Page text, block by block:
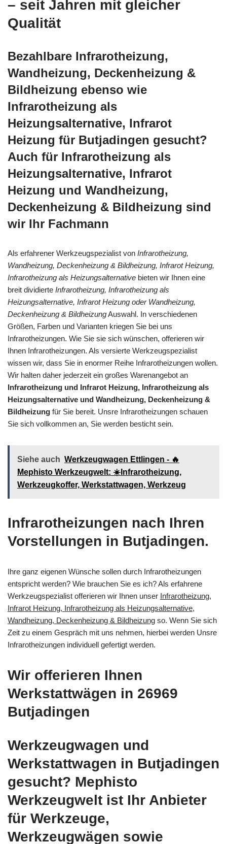
– seit Jahren mit gleicher
Qualität
Bezahlbare Infrarotheizung,
Wandheizung, Deckenheizung &
Bildheizung ebenso wie
Infrarotheizung als
Heizungsalternative, Infrarot
Heizung für Butjadingen gesucht?
Auch für Infrarotheizung als
Heizungsalternative, Infrarot
Heizung und Wandheizung,
Deckenheizung & Bildheizung sind
wir Ihr Fachmann
Als erfahrener Werkzeugspezialist von Infrarotheizung,
Wandheizung, Deckenheizung & Bildheizung, Infrarot Heizung,
Infrarotheizung als Heizungsalternative bieten wir Ihnen eine
breit dividierte Infrarotheizung, Infrarotheizung als
Heizungsalternative, Infrarot Heizung oder Wandheizung,
Deckenheizung & BildheizungAuswahl. In verschiedenen
Größen, Farben und Varianten kriegen Sie bei uns
Infrarotheizungen. Wie Sie sie sich wünschen, offerieren wir
Ihnen Infrarotheizungen. Als versierte Werkzeugspezialist
wissen wir, dass Sie in enormer Reihe Infrarotheizungen wollen.
Wir halten daher jederzeit ein großes Warenangebot an
Infrarotheizung und Infrarot Heizung, Infrarotheizung als
Heizungsalternative und Wandheizung, Deckenheizung &
Bildheizung für Sie bereit. Unsre Infrarotheizungen schauen
Sie sich vollkommen an, Sie werden besticht sein.
Siehe auch Werkzeugwagen Ettlingen - 🔥
Mephisto Werkzeugwelt: ☀️Infrarotheizung,
Werkzeugkoffer, Werkstattwagen, Werkzeug
Infrarotheizungen nach Ihren
Vorstellungen in Butjadingen.
Ihre ganz eigenen Wünsche sollen durch Infrarotheizungen
entspricht werden? Wie brauchen Sie es ich? Als erfahrene
Werkzeugspezialist offerieren wir Ihnen unser Infrarotheizung,
Infrarot Heizung, Infrarotheizung als Heizungsalternative,
Wandheizung, Deckenheizung & Bildheizung so. Wenn Sie sich
Zeit zu einem Gespräch mit uns nehmen, hierbei werden Unsre
Infrarotheizungen individuell gefertigt werden.
Wir offerieren Ihnen
Werkstattwägen in 26969
Butjadingen
Werkzeugwagen und
Werkstattwagen in Butjadingen
gesucht? Mephisto
Werkzeugwelt ist Ihr Anbieter
für Werkzeuge,
Werkzeugwägen sowie